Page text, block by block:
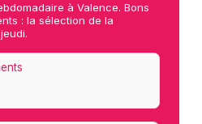
à Valence. Bons
: la sélection de la